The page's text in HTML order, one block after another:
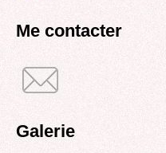
Me contacter
Galerie